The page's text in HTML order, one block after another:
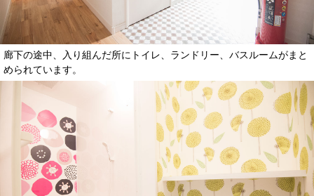
廊下の途中、入り組んだ所にトイレ、ランドリー、バスルームがまと
められています。